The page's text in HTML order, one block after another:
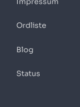
Ordliste
Blog
Status